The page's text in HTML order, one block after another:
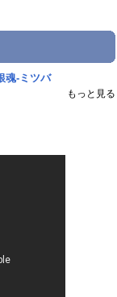
魂-ミツバ
もっと見る